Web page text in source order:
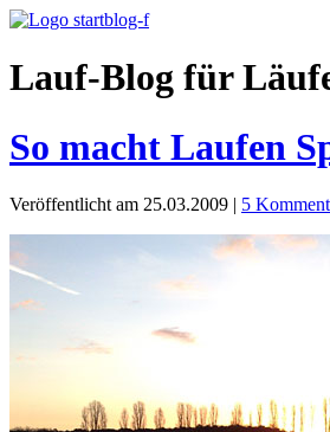
Lauf-Blog für
So macht Laufen
Veröffentlicht am 25.03.2009 | 5